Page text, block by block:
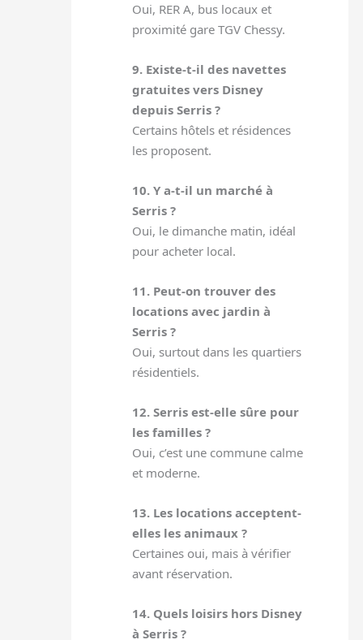
Oui, RER A, bus locaux et
proximité gare TGV Chessy.
9. Existe-t-il des navettes
gratuites vers Disney
depuis Serris ?
Certains hôtels et résidences
les proposent.
10. Y a-t-il un marché à
Serris ?
Oui, le dimanche matin, idéal
pour acheter local.
11. Peut-on trouver des
locations avec jardin à
Serris ?
Oui, surtout dans les quartiers
résidentiels.
12. Serris est-elle sûre pour
les familles ?
Oui, c’est une commune calme
et moderne.
13. Les locations acceptent-
elles les animaux ?
Certaines oui, mais à vérifier
avant réservation.
14. Quels loisirs hors Disney
à Serris ?